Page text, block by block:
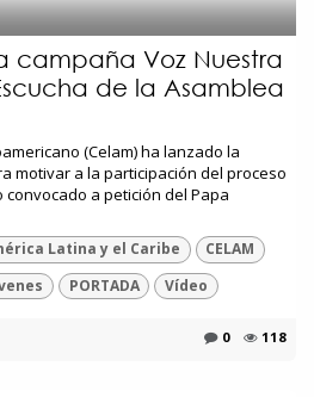
campaña Voz Nuestra
de la Asamblea
(Celam) ha lanzado la
motivar a la participación del proceso
a petición del Papa
Latina y el Caribe
CELAM
PORTADA Vídeo
0 118